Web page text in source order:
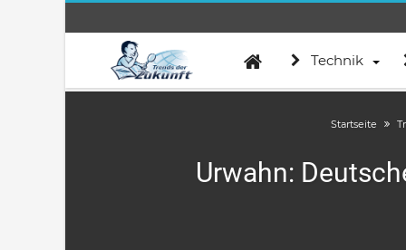
Technik
Startseite
Urwahn: